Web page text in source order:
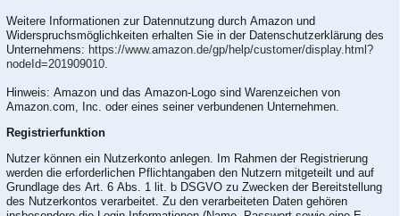
Weitere Informationen zur Datennutzung durch Amazon und
Widerspruchsmöglichkeiten erhalten Sie in der Datenschutzerklärung des
Unternehmens: https://www.amazon.de/gp/help/customer/display.html?
nodeId=201909010
Hinweis: Amazon und das Amazon-Logo sind Warenzeichen von
Amazon.com, Inc. oder eines seiner verbundenen Unternehmen.
Registrierfunktion
Nutzer können ein Nutzerkonto anlegen. Im Rahmen der Registrierung
werden die erforderlichen Pflichtangaben den Nutzern mitgeteilt und auf
Grundlage des Art. 6 Abs. 1 lit. b DSGVO zu Zwecken der Bereitstellung
des Nutzerkontos verarbeitet. Zu den verarbeiteten Daten gehören